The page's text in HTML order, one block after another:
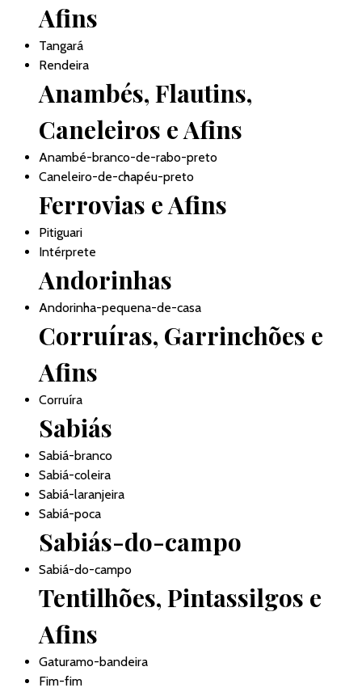
Afins
Tangará
Rendeira
Anambés, Flautins,
Caneleiros e Afins
Anambé-branco-de-rabo-preto
Caneleiro-de-chapéu-preto
Ferrovias e Afins
Pitiguari
Intérprete
Andorinhas
Andorinha-pequena-de-casa
Corruíras, Garrinchões e
Afins
Corruíra
Sabiás
Sabiá-branco
Sabiá-coleira
Sabiá-laranjeira
Sabiá-poca
Sabiás-do-campo
Sabiá-do-campo
Tentilhões, Pintassilgos e
Afins
Gaturamo-bandeira
Fim-fim